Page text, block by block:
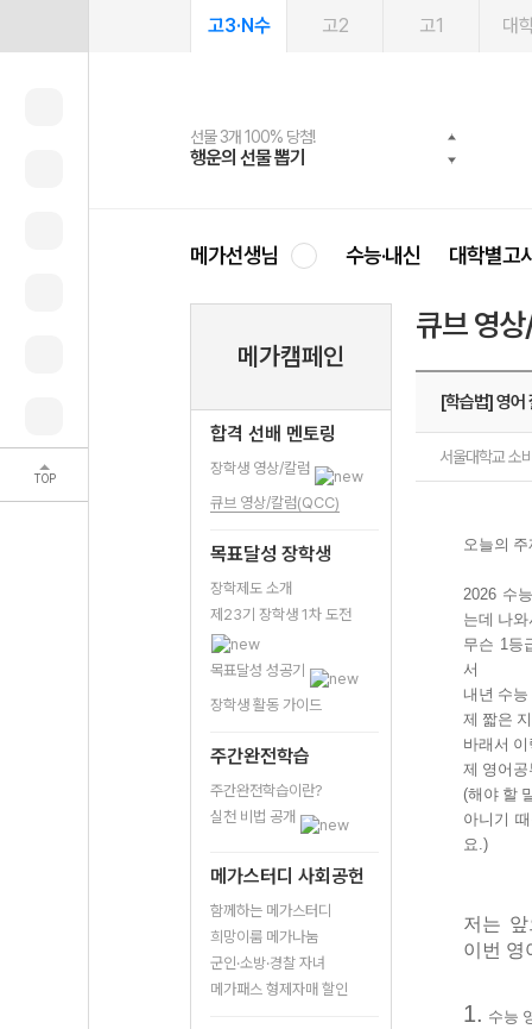
TOP
고3·N수 고2 고1 대
선물 3개 100% 당첨!
행운의 선물 뽑기
선물 100% 증정!
메가스터디 X 올리브
여름방학 스터디 캐시백
메가런 썸머스쿨
2027 러셀 단과
강사 공개선발
스마트러닝앱
설문 EVENT
메가패스
3일 무료 체험권
메가패스 수강생 무료혜택!
메가클럽 멤버십
사회공헌 캠페인
희망이룸 메가나눔
메가선생님 수능·내신 대학별고
메가캠페인
합격 선배 멘토링
장학생 영상/칼럼
큐브 영상/칼럼(QCC)
목표달성 장학생
장학제도 소개
제23기 장학생 1차 도전
목표달성 성공기
장학생 활동 가이드
주간완전학습
주간완전학습이란?
실천 비법 공개
메가스터디 사회공헌
함께하는 메가스터디
희망이룸 메가나눔
군인·소방·경찰 자녀
메가패스 형제자매 할인
큐브 영
[학습법] 영어
서울대학교 소
오늘의
2026 수
는데 나
무슨 1등
서
내년 수
제 짧은
바래서
제 영어
(해야 할
아니기
요.)
저는
이번 영
1. 수능